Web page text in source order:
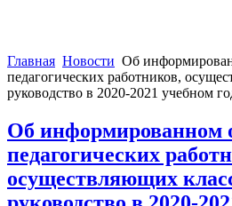
Главная Новости Об
педагогических работников,
руководство в 2020-2021 учебном
Об информированном
педагогических
осуществляющих